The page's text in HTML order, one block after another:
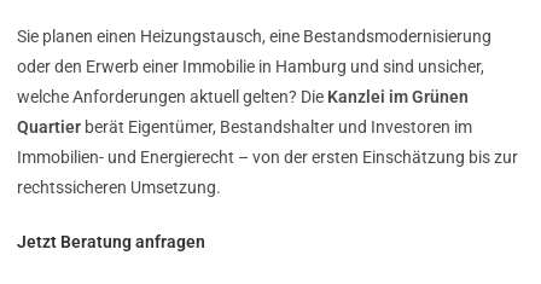
Sie planen einen Heizungstausch, eine Bestandsmodernisierung
oder den Erwerb einer Immobilie in Hamburg und sind unsicher,
welche Anforderungen aktuell gelten? Die Kanzlei im Grünen
Quartier berät Eigentümer, Bestandshalter und Investoren im
Immobilien- und Energierecht – von der ersten Einschätzung bis zur
rechtssicheren Umsetzung.
Jetzt Beratung anfragen